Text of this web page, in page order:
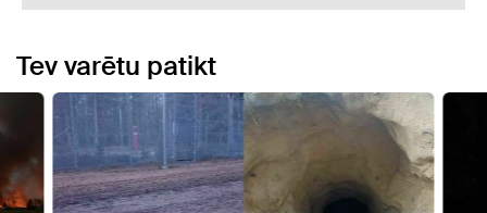
Tev varētu patikt